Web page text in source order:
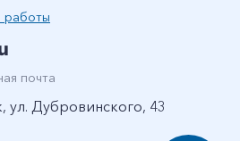
работы
почта
ул. Дубровинского, 43